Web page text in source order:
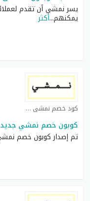
يسر نمشي أن تقدم
يمكنهم...أكثر
كود خصم نمشي كوبون
كوبون خصم نمشي جديد 25% على المنتجات الغير مخفضة
تم إصدار كوبون خصم نمشي